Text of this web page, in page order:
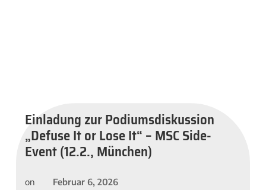
Einladung zur Podiumsdiskussion
„Defuse It or Lose It“ – MSC Side-
Event (12.2., München)
on Februar 6, 2026